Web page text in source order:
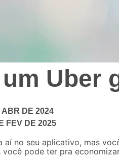
Uber
ABR DE 2024
FEV DE 2025
aí no seu aplicativo, mas
você pode ter pra